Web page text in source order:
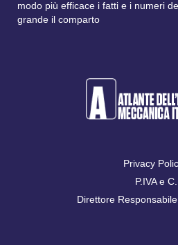
modo più efficace i fatti e i numeri
grande il comparto
Privacy
P.IVA e
Direttore